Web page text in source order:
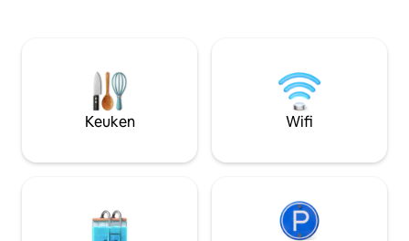
zuiden van Albuquerque. Opmerking:
Niet roken en absoluut geen huisdieren
(er geldt een toeslag van $ 500 voor
huisdieren die op enig moment in de
heeft een
gezellige haard.
het terrein en is
helpen met
Keuken Wifi